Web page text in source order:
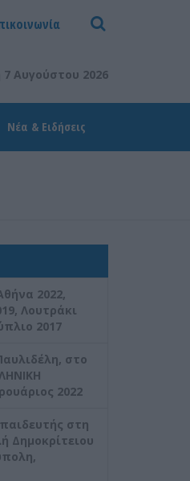
Αυγούστου 2026
Νέα & Ειδήσεις
2022,
Λουτράκι
2017
στο
2022
στη
Δημοκρίτειου